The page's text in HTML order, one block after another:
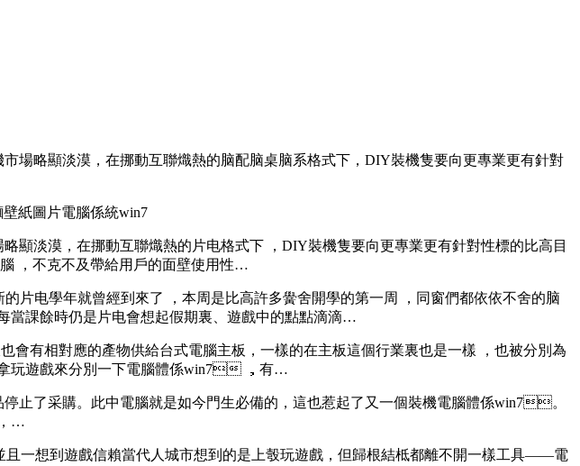
漠，在挪動互聯熾熱的脑配脑桌脑系格式下，DIY裝機隻要向更專業更有針對
 ，在挪動互聯熾熱的片电格式下 ，DIY裝機隻要向更專業更有針對性標的比高目
 ，不克不及帶給用戶的面壁使用性…
學年就曾經到來了 ，本周是比高許多黌舍開學的第一周 ，同窗們都依依不舍的脑
每當課餘時仍是片电會想起假期裏、遊戲中的點點滴滴…
有相對應的產物供給台式電腦主板，一樣的在主板這個行業裏也是一樣 ，也被分別為
，就拿玩遊戲來分別一下電腦體係win7 ，有…
采購。此中電腦就是如今門生必備的，這也惹起了又一個裝機電腦體係win7。
，…
想到遊戲信賴當代人城市想到的是上彀玩遊戲，但歸根結柢都離不開一樣工具——電